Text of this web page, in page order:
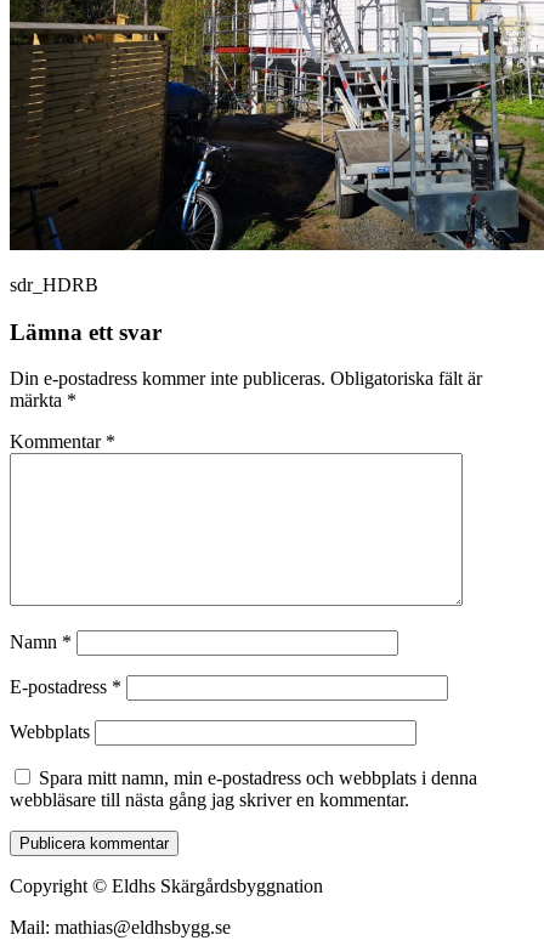
sdr_HDRB
Lämna ett svar
Din e-postadress kommer inte publiceras. Obligatoriska fält är
märkta *
Kommentar *
Namn *
E-postadress *
Webbplats
Spara mitt namn, min e-postadress och webbplats i denna
webbläsare till nästa gång jag skriver en kommentar.
Copyright © Eldhs Skärgårdsbyggnation
Mail: mathias@eldhsbygg.se